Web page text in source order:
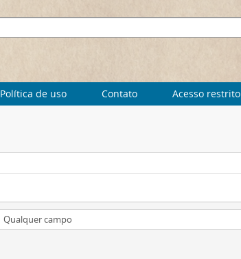
Política de uso Contato Acesso restrito